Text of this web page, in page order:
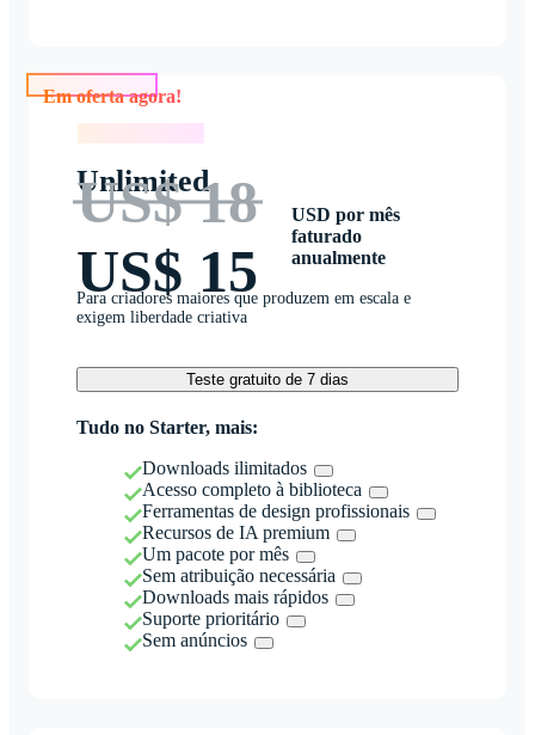
Unlimited
US$ 18
US$ 15
USD por mês
faturado
anualmente
Para criadores maiores que produzem em escala e
exigem liberdade criativa
Teste gratuito de 7 dias
Tudo no Starter, mais:
Downloads ilimitados
Acesso completo à biblioteca
Ferramentas de design profissionais
Recursos de IA premium
Um pacote por mês
Sem atribuição necessária
Downloads mais rápidos
Suporte prioritário
Sem anúncios